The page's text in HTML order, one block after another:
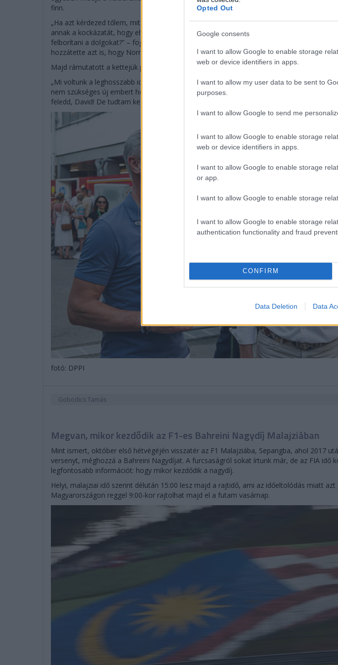
Opted Out
Google consents
I want to allow Google to enable storage
web or device identifiers in apps.
I want to allow my user data to be sent to
purposes.
I want to allow Google to send me
I want to allow Google to enable storage
web or device identifiers in apps.
I want to allow Google to enable storage
or app.
I want to allow Google to enable storage
I want to allow Google to enable storage
authentication functionality and fraud
CONFIRM
Data Deletion Data
finn.
„Ha azt kérdezed tőlem, mit tennék ebben az esetben, a válasz egyszerű: a lehető
annak a kockázatát, hogy elveszítsük ez a csapatszellemet. Ha egy csapatnak két kiváló
felborítani a dolgokat?” – foglalt állást amellett, hogy ő nem változtatna Lando Norris és
hozzátette azt is, hogy Norris révén már egy bizonyított bajnokkal is rendelkeznek.
Majd rámutatott a kettejük párosára is:
„Mi voltunk a leghosszabb ideig együtt versenyző pilótapáros a McLarennél! Ez csak azt
nem szükséges új embert hozni, ha a csapaton belüli harmónia egyszerűen jó. Bár néha
feledd, David! De tudtam kezelni” – nevettek jót a régi időkön.
fotó: DPPI
Gobodics Tamás
Megvan, mikor kezdődik az F1-es Bahreini Nagydíj Malajziában
Mint ismert, október első hétvégéjén visszatér az F1 Malajziába, Sepangba, ahol 2017
versenyt, méghozzá a Bahreini Nagydíjat. A furcsaságról sokat írtunk már, de az FIA idő
legfontosabb információt: hogy mikor kezdődik a nagydíj.
Helyi, malajziai idő szerint délután 15:00 lesz majd a rajtidő, ami az időeltolódás miatt
Magyarországon reggel 9:00-kor rajtolhat majd el a futam vasárnap.